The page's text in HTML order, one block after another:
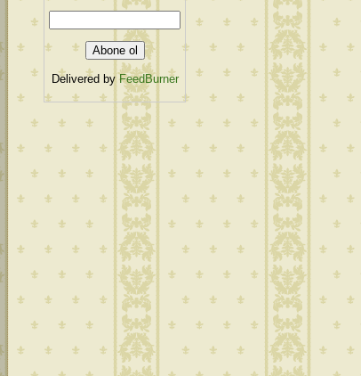
Delivered byFeedBurner